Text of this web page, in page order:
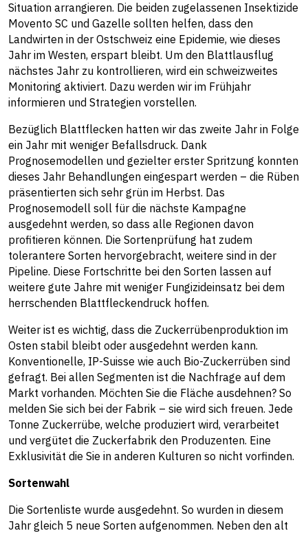
Situation arrangieren. Die beiden zugelassenen Insektizide
Movento SC und Gazelle sollten helfen, dass den
Landwirten in der Ostschweiz eine Epidemie, wie dieses
Jahr im Westen, erspart bleibt. Um den Blattlausflug
nächstes Jahr zu kontrollieren, wird ein schweizweites
Monitoring aktiviert. Dazu werden wir im Frühjahr
informieren und Strategien vorstellen.
Bezüglich Blattflecken hatten wir das zweite Jahr in Folge
ein Jahr mit weniger Befallsdruck. Dank
Prognosemodellen und gezielter erster Spritzung konnten
dieses Jahr Behandlungen eingespart werden – die Rüben
präsentierten sich sehr grün im Herbst. Das
Prognosemodell soll für die nächste Kampagne
ausgedehnt werden, so dass alle Regionen davon
profitieren können. Die Sortenprüfung hat zudem
tolerantere Sorten hervorgebracht, weitere sind in der
Pipeline. Diese Fortschritte bei den Sorten lassen auf
weitere gute Jahre mit weniger Fungizideinsatz bei dem
herrschenden Blattfleckendruck hoffen.
Weiter ist es wichtig, dass die Zuckerrübenproduktion im
Osten stabil bleibt oder ausgedehnt werden kann.
Konventionelle, IP-Suisse wie auch Bio-Zuckerrüben sind
gefragt. Bei allen Segmenten ist die Nachfrage auf dem
Markt vorhanden. Möchten Sie die Fläche ausdehnen? So
melden Sie sich bei der Fabrik – sie wird sich freuen. Jede
Tonne Zuckerrübe, welche produziert wird, verarbeitet
und vergütet die Zuckerfabrik den Produzenten. Eine
Exklusivität die Sie in anderen Kulturen so nicht vorfinden.
Sortenwahl
Die Sortenliste wurde ausgedehnt. So wurden in diesem
Jahr gleich 5 neue Sorten aufgenommen. Neben den alt